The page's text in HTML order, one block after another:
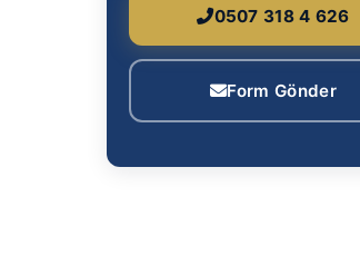
0507 318 4 626
Form Gönder